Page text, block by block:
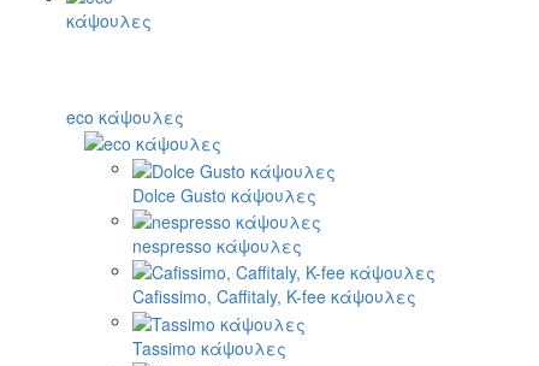
eco κάψουλες
Dolce Gusto κάψουλες
nespresso κάψουλες
Cafissimo, Caffitaly, K-fee κάψουλες
Tassimo κάψουλες